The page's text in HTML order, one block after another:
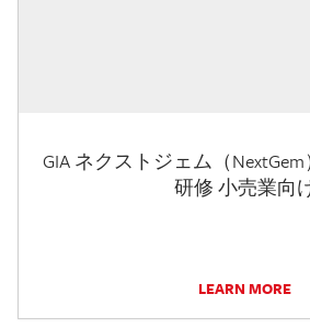
GIA ネクストジェム（
研修 小売業向
LEARN MORE